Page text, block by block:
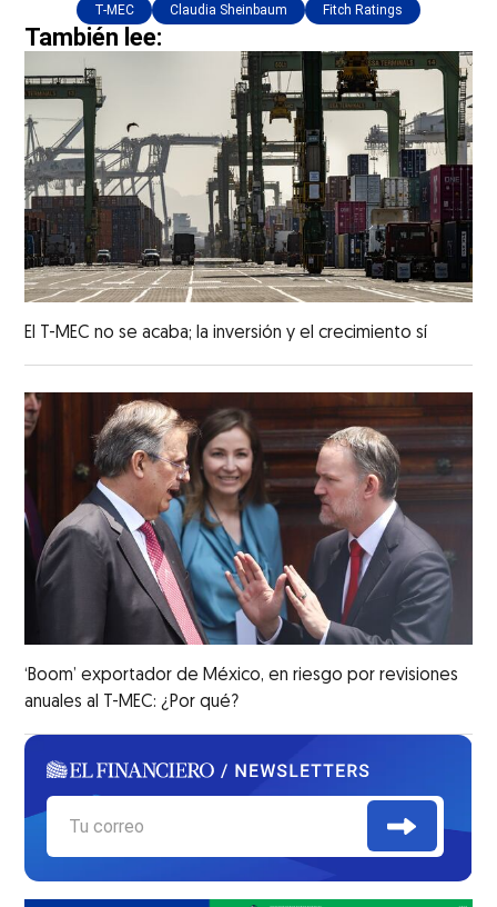
T-MEC Claudia Sheinbaum Fitch Ratings
También lee:
El T-MEC no se acaba; la inversión y el crecimiento sí
‘Boom’ exportador de México, en riesgo por revisiones
anuales al T-MEC: ¿Por qué?